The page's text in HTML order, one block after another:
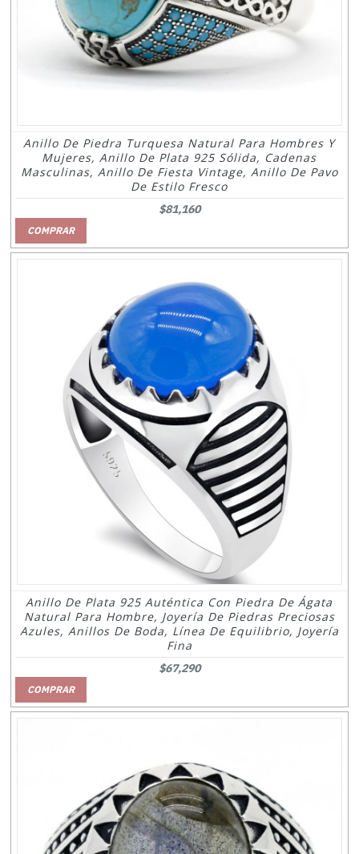
Anillo De Piedra Turquesa Natural Para Hombres Y
Mujeres, Anillo De Plata 925 Sólida, Cadenas
Masculinas, Anillo De Fiesta Vintage, Anillo De Pavo
De Estilo Fresco
$81,160
COMPRAR
Anillo De Plata 925 Auténtica Con Piedra De Ágata
Natural Para Hombre, Joyería De Piedras Preciosas
Azules, Anillos De Boda, Línea De Equilibrio, Joyería
Fina
$67,290
COMPRAR